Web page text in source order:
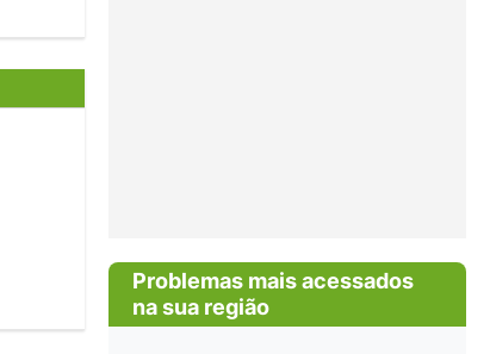
Problemas mais acessados
na sua região